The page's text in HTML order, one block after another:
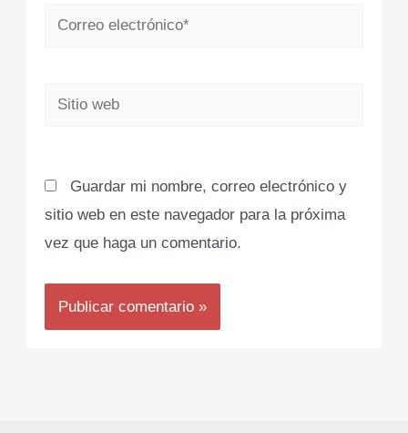
Correo
Sitio
Guardar mi nombre, correo electrónico y
sitio web en este navegador para la próxima
vez que haga un comentario.